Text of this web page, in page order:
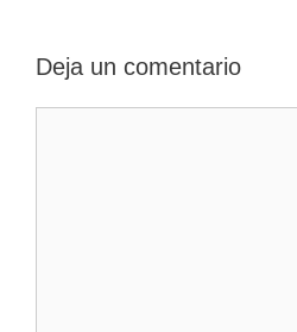
Deja un comentario